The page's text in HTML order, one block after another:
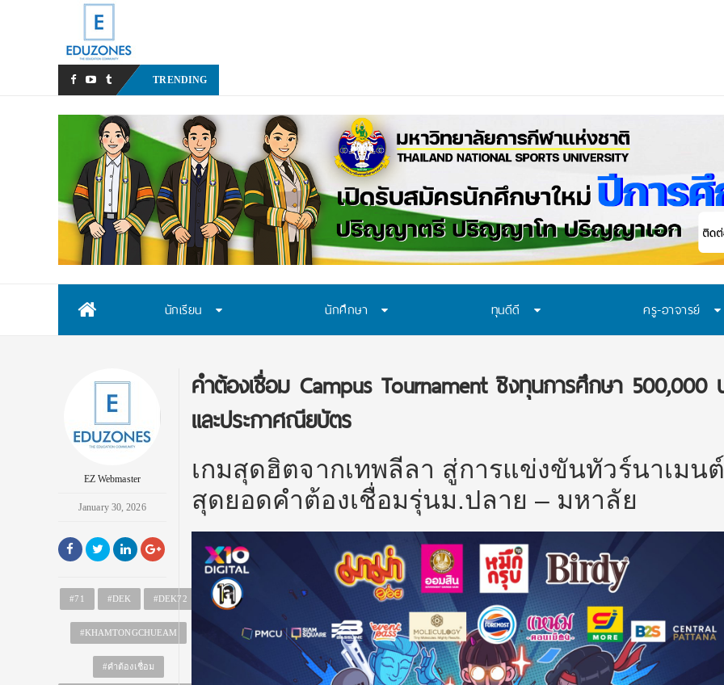
TRENDING
นักเรียน นักศึกษา ทุนดีดี ครู-อาจารย์
EZ Webmaster
January 30, 2026
#71 #DEK #DEK72
#KHAMTONGCHUEAM
#คำต้องเชื่อม
คำต้องเชื่อม Campus Tournament ชิงทุนการศึกษา 500,000
และประกาศณียบัตร
เกมสุดฮิตจากเทพลีลา สู่การแข่งขันทัวร์นาเมน
สุดยอดคำต้องเชื่อมรุ่นม.ปลาย – มหาลัย